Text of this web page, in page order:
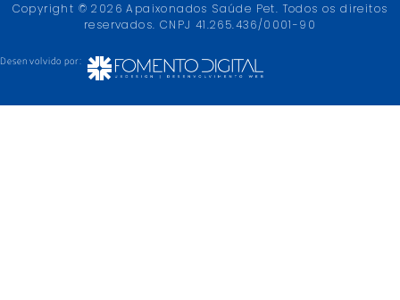
Copyright © 2026 Apaixonados Saúde Pet. Todos os direitos
reservados. CNPJ 41.265.436/0001-90
Desenvolvido por: